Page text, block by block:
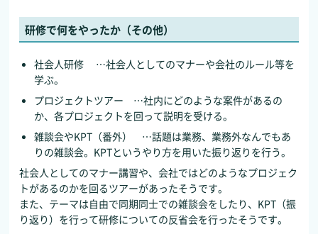
研修で何をやったか（その他）
社会人研修 …社会人としてのマナーや会社のルール等を
学ぶ。
プロジェクトツアー …社内にどのような案件があるの
か、各プロジェクトを回って説明を受ける。
雑談会やKPT（番外） …話題は業務、業務外なんでもあ
りの雑談会。KPTというやり方を用いた振り返りを行う。
社会人としてのマナー講習や、会社ではどのようなプロジェク
トがあるのかを回るツアーがあったそうです。
また、テーマは自由で同期同士での雑談会をしたり、KPT（振
り返り）を行って研修についての反省会を行ったそうです。